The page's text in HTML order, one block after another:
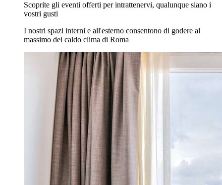
Scoprite gli eventi offerti per intrattenervi, qualunque siano i
vostri gusti
I nostri spazi interni e all'esterno consentono di godere al
massimo del caldo clima di Roma